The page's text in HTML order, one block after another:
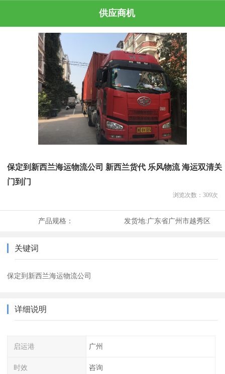
供应商机
保定到新西兰海运物流公司 新西兰货代 乐风物流 海运双清关
门到门
浏览次数： 309次
产品规格： 发货地:广东省广州市越秀区
关键词
保定到新西兰海运物流公司
详细说明
启运港 广州
时效 咨询